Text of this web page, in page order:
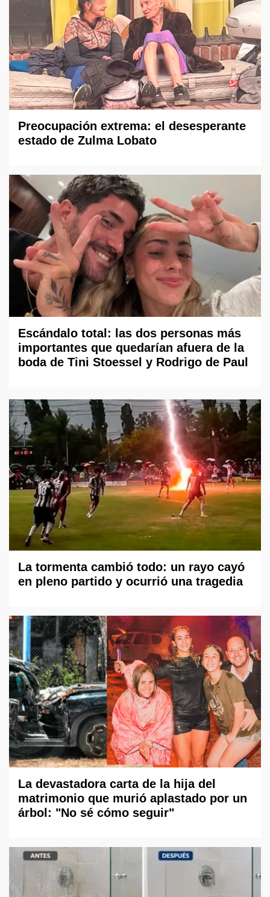
Preocupación extrema: el desesperante
estado de Zulma Lobato
Escándalo total: las dos personas más
importantes que quedarían afuera de la
boda de Tini Stoessel y Rodrigo de Paul
La tormenta cambió todo: un rayo cayó
en pleno partido y ocurrió una tragedia
La devastadora carta de la hija del
matrimonio que murió aplastado por un
árbol: "No sé cómo seguir"